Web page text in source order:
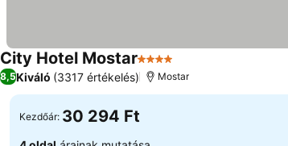
City Hotel Mostar4 Kategória
8,5Kiváló (3317 értékelés) Mostar
Kezdőár: 30 294 Ft